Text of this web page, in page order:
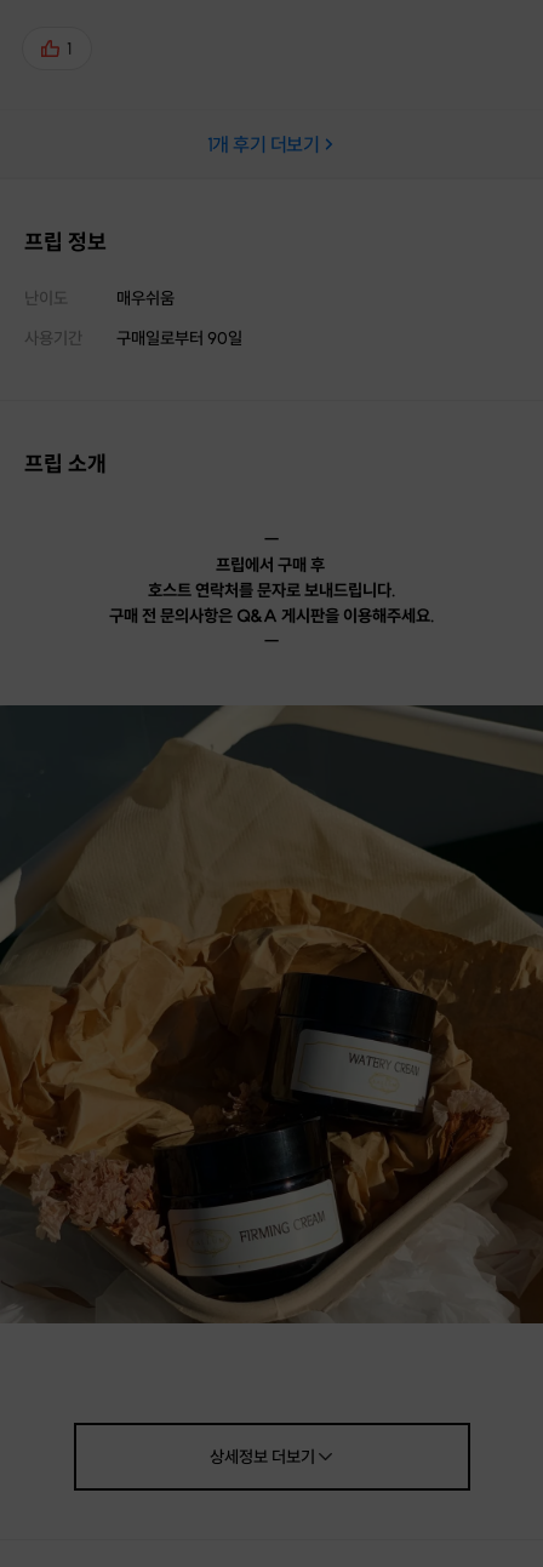
눈에 익혀가며 체험해보는 시간이었어요. 직접 만들어 더 뿌듯한 결
킨로션이 떨어질 초겨울쯤 다시 갈 게요! :)
1
1개 후기 더보기
프립 정보
난이도
매우쉬움
사용기간
구매일로부터 90일
프립 소개
ㅡ
프립에서 구매 후
호스트 연락처를 문자로 보내드립니다.
구매 전 문의사항은 Q&A 게시판을 이용해주세요.
ㅡ
상세정보더보기